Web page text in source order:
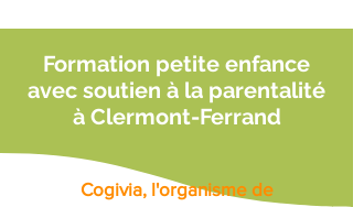
Formation petite enfance
avec soutien à la parentalité
à Clermont-Ferrand
Cogivia, l'organisme de